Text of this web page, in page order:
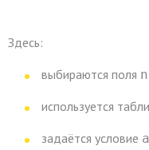
Здесь:
выбираются поля
используется
задаётся условие